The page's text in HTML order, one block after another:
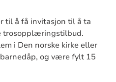
til å få invitasjon til å ta
trosopplæringstilbud.
i Den norske kirke eller
og være fylt 15